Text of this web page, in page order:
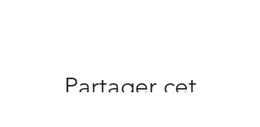
Partager cet